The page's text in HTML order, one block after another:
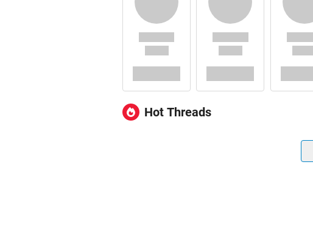
Hot Threads